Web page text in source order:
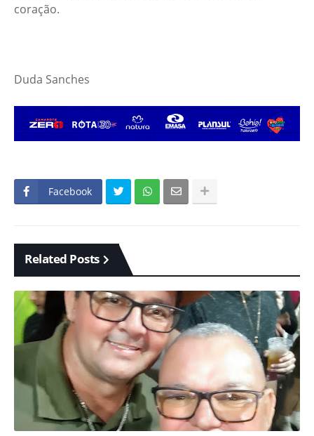
coração.
Duda Sanches
Facebook
Related Posts